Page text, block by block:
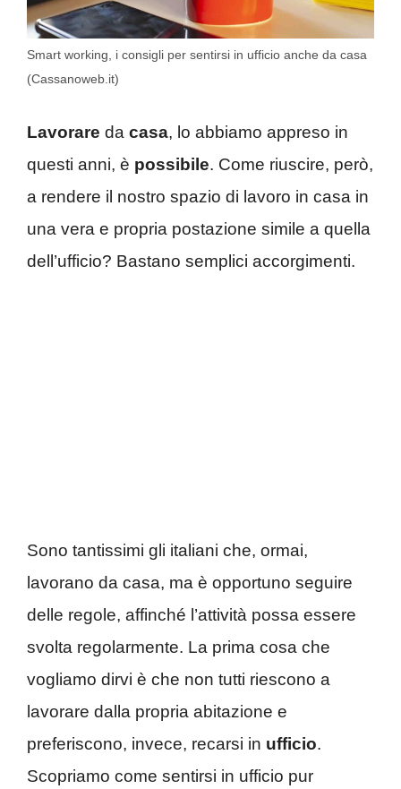
Smart working, i consigli per sentirsi in ufficio anche da casa
(Cassanoweb.it)
Lavorare da casa, lo abbiamo appreso in
questi anni, è possibile. Come riuscire, però,
a rendere il nostro spazio di lavoro in casa in
una vera e propria postazione simile a quella
dell’ufficio? Bastano semplici accorgimenti.
Sono tantissimi gli italiani che, ormai,
lavorano da casa, ma è opportuno seguire
delle regole, affinché l’attività possa essere
svolta regolarmente. La prima cosa che
vogliamo dirvi è che non tutti riescono a
lavorare dalla propria abitazione e
preferiscono, invece, recarsi in ufficio.
Scopriamo come sentirsi in ufficio pur